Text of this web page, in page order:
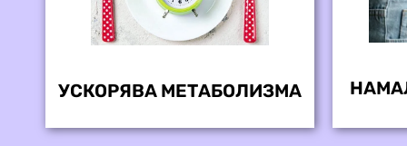
УСКОРЯВА МЕТАБОЛИЗМА